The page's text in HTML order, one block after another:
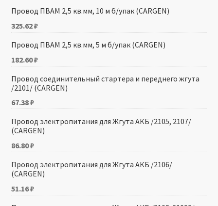
Провод ПВАМ 2,5 кв.мм, 10 м б/упак (CARGEN)
325.62₽
Провод ПВАМ 2,5 кв.мм, 5 м б/упак (CARGEN)
182.60₽
Провод соединительный стартера и переднего жгута
/2101/ (CARGEN)
67.38₽
Провод электропитания для Жгута АКБ /2105, 2107/
(CARGEN)
86.80₽
Провод электропитания для Жгута АКБ /2106/
(CARGEN)
51.16₽